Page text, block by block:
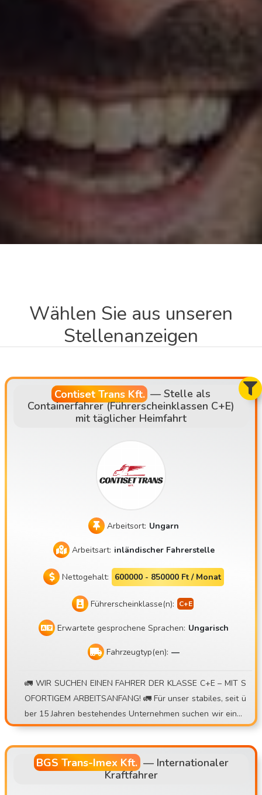
Wählen Sie aus unseren
Stellenanzeigen
Contiset Trans Kft. — Stelle als
Containerfahrer (Führerscheinklassen C+E)
mit täglicher Heimfahrt
Arbeitsort: Ungarn
Arbeitsart: inländischer Fahrerstelle
Nettogehalt: 600000 - 850000 Ft / Monat
Führerscheinklasse(n):
Erwartete gesprochene Sprachen: Ungarisch
Fahrzeugtyp(en): —
🚛 WIR SUCHEN EINEN FAHRER DER KLASSE C+E – MIT S
OFORTIGEM ARBEITSANFANG! 🚛 Für unser stabiles, seit ü
ber 15 Jahren bestehendes Unternehmen suchen wir einen
Fahrer für Container-Lkw im Tages- oder Wochenrhythmus
. 💰 Was wir bieten: • Verdienstmöglichkeit von 30.000 – 4
0.000 Ft/Tag • Prämienmodell mit Umkehrpauschale • Bei k
leinen internationalen Transporten zusätzliche Tagespausc
BGS Trans-Imex Kft.— Internationaler
Kraftfahrer